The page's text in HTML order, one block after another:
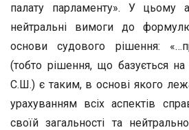
палату парламенту». У цьому
нейтральні вимоги до
основи судового рішення:
(тобто рішення, що базується
С.Ш.) є таким, в основі якого
урахуванням всіх аспектів
своїй загальності та